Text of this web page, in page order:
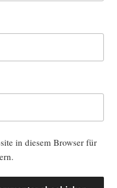
in diesem Browser für